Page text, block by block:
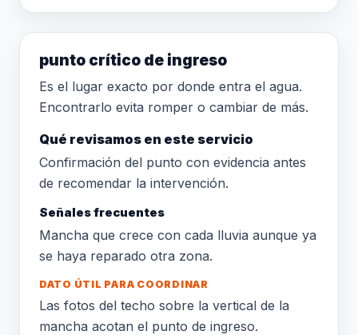
punto crítico de ingreso
Es el lugar exacto por donde entra el agua.
Encontrarlo evita romper o cambiar de más.
Qué revisamos en este servicio
Confirmación del punto con evidencia antes
de recomendar la intervención.
Señales frecuentes
Mancha que crece con cada lluvia aunque ya
se haya reparado otra zona.
DATO ÚTIL PARA COORDINAR
Las fotos del techo sobre la vertical de la
mancha acotan el punto de ingreso.